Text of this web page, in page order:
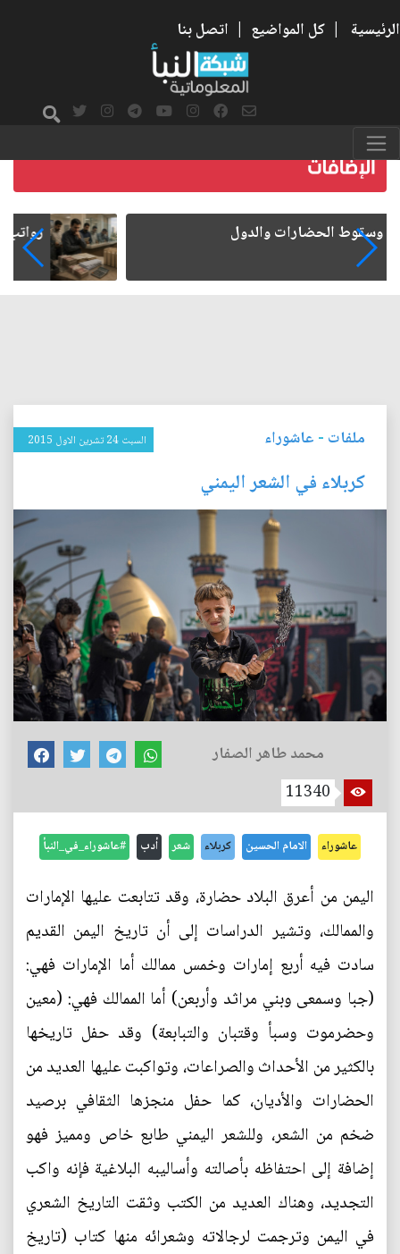
الرئيسية | كل المواضيع | اتصل بنا
رواتب الموظفين على صفيح ساخن
ملفات - عاشوراء السبت 24 تشرين الاول 2015
كربلاء في الشعر اليمني
محمد طاهر الصفار
11340
عاشوراء الامام الحسين كربلاء شعر أدب #عاشوراء_في_النبأ
اليمن من أعرق البلاد حضارة، وقد تتابعت عليها الإمارات
والممالك، وتشير الدراسات إلى أن تاريخ اليمن القديم
سادت فيه أربع إمارات وخمس ممالك أما الإمارات فهي:
(جبا وسمعى وبني مراثد وأربعن) أما الممالك فهي: (معين
وحضرموت وسبأ وقتبان والتبابعة) وقد حفل تاريخها
بالكثير من الأحداث والصراعات، وتواكبت عليها العديد من
الحضارات والأديان، كما حفل منجزها الثقافي برصيد
ضخم من الشعر، وللشعر اليمني طابع خاص ومميز فهو
إضافة إلى احتفاظه بأصالته وأساليبه البلاغية فإنه واكب
التجديد، وهناك العديد من الكتب وثقت التاريخ الشعري
في اليمن وترجمت لرجالاته وشعرائه منها كتاب (تاريخ